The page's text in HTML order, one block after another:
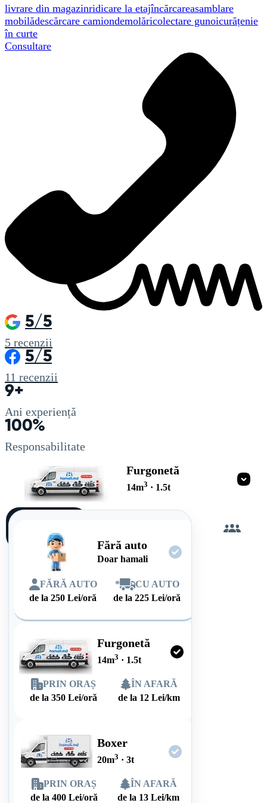
livrare din magazinridicare la etajîncărcareasamblare
mobilădescărcare camiondemolăricolectare gunoicurățenie
în curte
Consultare
5/5
5 recenzii
5/5
11 recenzii
9+
Ani experiență
100%
Responsabilitate
Furgonetă
14m3 · 1.5t
Fără auto
Doar hamali
FĂRĂ AUTO
de la250 Lei/oră
*
CU AUTO
de la225 Lei/oră
Furgonetă
14m3 · 1.5t
PRIN ORAȘ
de la 350 Lei/oră
ÎN AFARĂ
de la 12 Lei/km
Boxer
20m3 · 3t
PRIN ORAȘ
de la400 Lei/oră
ÎN AFARĂ
de la 13 Lei/km
singur